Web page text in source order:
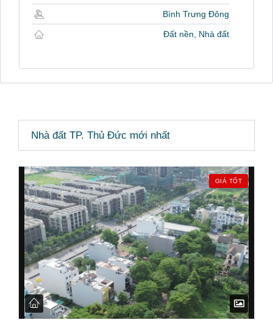
Bình Trưng Đông
Đất nền, Nhà đất
Nhà đất TP. Thủ Đức mới nhất
GIÁ TỐT